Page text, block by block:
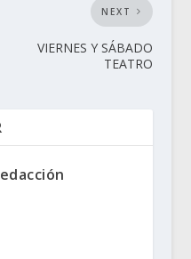
NEXT
VIERNES Y SÁBADO
TEATRO